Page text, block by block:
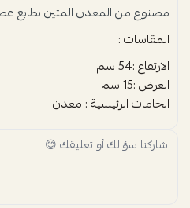
مصنوع من المعدن المتين بطابع
المقاسات :
الارتفاع :54 سم
العرض :15 سم
الخامات الرئيسية : معدن